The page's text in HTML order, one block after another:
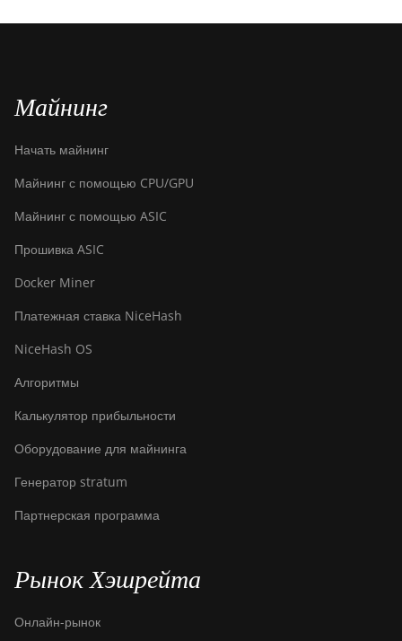
Майнинг
Начать майнинг
Майнинг с помощью CPU/GPU
Майнинг с помощью ASIC
Прошивка ASIC
Docker Miner
Платежная ставка NiceHash
NiceHash OS
Алгоритмы
Калькулятор прибыльности
Оборудование для майнинга
Генератор stratum
Партнерская программа
Рынок Хэшрейта
Онлайн-рынок